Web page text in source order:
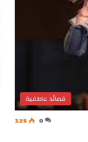
قصائد عاطفية
0
125